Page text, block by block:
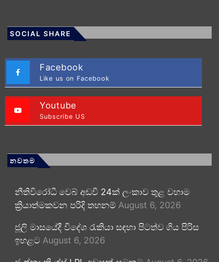
SOCIAL SHARE
Facebook
Like us on Facebook
Youtube
Subscribe US
නවතම
නීතිවිරෝධී වෙබ් අඩවි 24ක් ලංකාව තුළ වහාම
ක්‍රියාත්මකවන පරිදි තහනම් August 6, 2026
ජූලි මාසයේදී විදේශ රැකියා සඳහා පිටත්ව ගිය පිරිස
ඉහළට August 6, 2026